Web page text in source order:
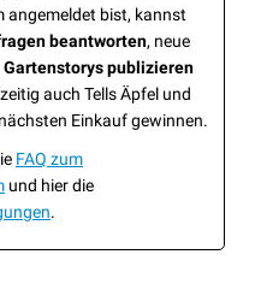
angemeldet bist, kannst
beantworten, neue
Gartenstorys publizieren
auch Tells Äpfel und
Einkauf gewinnen.
FAQ zum
und hier die
.